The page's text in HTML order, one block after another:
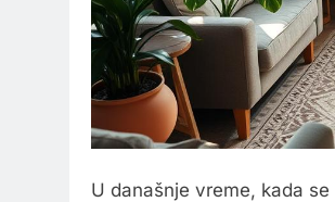
U današnje vreme, kada